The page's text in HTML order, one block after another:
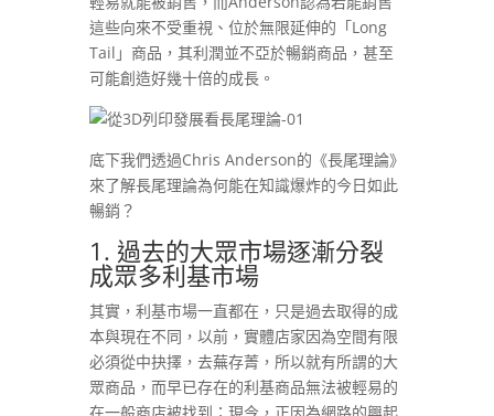
這些向來不受重視、位於無限延伸的「Long
Tail」商品，其利潤並不亞於暢銷商品，甚至
可能創造好幾十倍的成長。
底下我們透過Chris Anderson的《長尾理論》
來了解長尾理論為何能在知識爆炸的今日如此
暢銷？
1. 過去的大眾市場逐漸分裂
成眾多利基市場
其實，利基市場一直都在，只是過去取得的成
本與現在不同，以前，實體店家因為空間有限
必須從中抉擇，去蕪存菁，所以就有所謂的大
眾商品，而早已存在的利基商品無法被輕易的